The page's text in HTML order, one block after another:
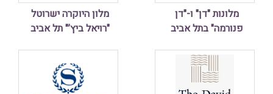
מלון היוקרה ישרוטל
"רויאל ביץ’" תל אביב
מלונות "דן" ו-"דן
פנורמה" בתל אביב